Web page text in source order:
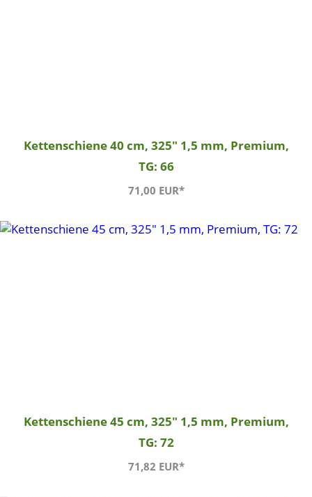
Kettenschiene 40 cm, 325" 1,5 mm, Premium,
TG: 66
71,00 EUR*
Kettenschiene 45 cm, 325" 1,5 mm, Premium,
TG: 72
71,82 EUR*